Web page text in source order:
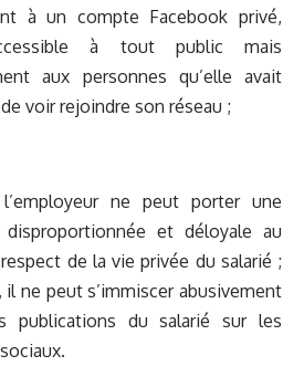
à un compte Facebook privé,
à tout public mais
aux personnes qu’elle avait
voir rejoindre son réseau ;
ne peut porter une
et déloyale au
de la vie privée du salarié ;
il ne peut s’immiscer abusivement
publications du salarié sur les